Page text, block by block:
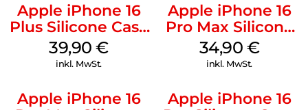
Apple iPhone 16
Plus Silicone Case
MagSafe Plum
39,90€
inkl. MwSt.
Apple iPhone 16
Pro Max Silicone
Case MagSafe
Denim
34,90 €
inkl. MwSt.
Apple iPhone 16
Apple iPhone 16